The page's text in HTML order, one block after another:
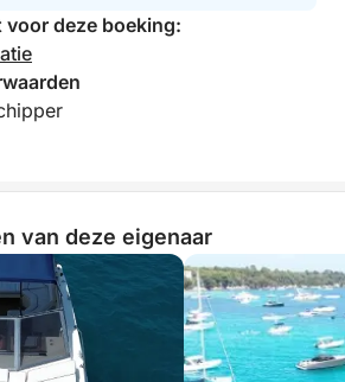
€60
3 Bluetooth-speaker om te
sfeer met je favoriete muziek
comfort is er een ruim
gerechten + 6 x 0,5 liter plat
Coca-Cola - €70
wijn op aanvraag...
deze boeking:
van deze eigenaar